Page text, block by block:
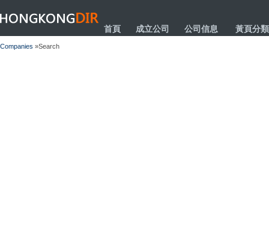
HONGKONGDIR
首頁 成立公司 公司信息 黃頁分類
Companies »Search